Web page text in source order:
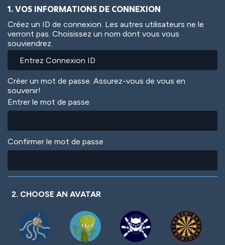
1. VOS INFORMATIONS DE CONNEXION
Créez un ID de connexion. Les autres utilisateurs ne le
verront pas. Choisissez un nom dont vous vous
souviendrez.
Créer un mot de passe. Assurez-vous de vous en
souvenir!
Entrer le mot de passe
Confirmer le mot de passe
2. CHOOSE AN AVATAR